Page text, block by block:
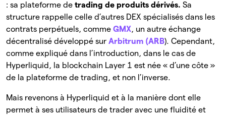
: sa plateforme de trading de produits dérivés. Sa
structure rappelle celle d’autres DEX spécialisés dans les
contrats perpétuels, comme GMX, un autre échange
décentralisé développé sur Arbitrum (ARB). Cependant,
comme expliqué dans l’introduction, dans le cas de
Hyperliquid, la blockchain Layer 1 est née « d’une côte »
de la plateforme de trading, et non l’inverse.
Mais revenons à Hyperliquid et à la manière dont elle
permet à ses utilisateurs de trader avec une fluidité et